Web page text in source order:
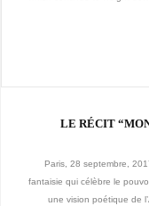
LE RÉCIT
Paris, 28 septembre,
fantaisie qui célèbre le
une vision poétique de